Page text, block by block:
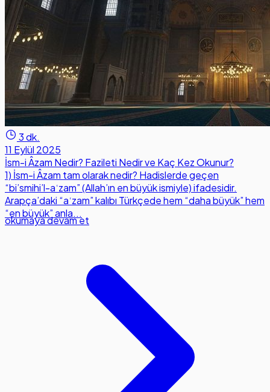
3 dk.
11 Eylül 2025
İsm-i Âzam Nedir? Fazileti Nedir ve Kaç Kez Okunur?
1) İsm-i Âzam tam olarak nedir? Hadislerde geçen
“bi’smihi’l-aʿzam” (Allah’ın en büyük ismiyle) ifadesidir.
Arapça’daki “aʿzam” kalıbı Türkçede hem “daha büyük” hem
“en büyük” anla...
okumaya devam et